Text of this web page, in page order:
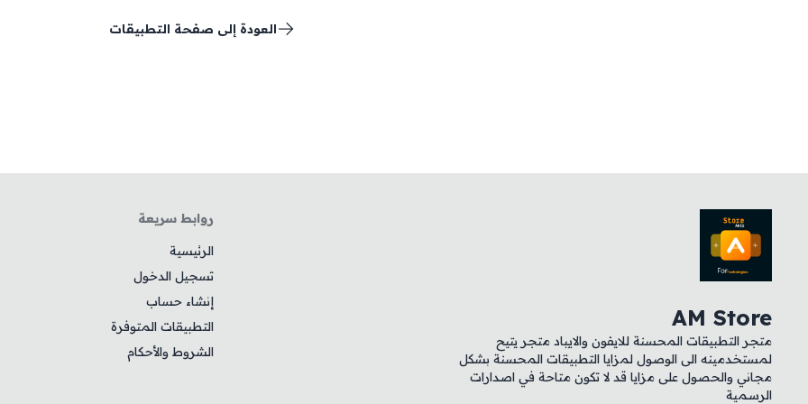
العودة إلى صفحة التطبيقات
AM Store
متجر التطبيقات المحسنة للايفون والايباد متجر يتيح
لمستخدمينه الى الوصول لمزايا التطبيقات المحسنة بشكل
مجاني والحصول على مزايا قد لا تكون متاحة في اصدارات
الرسمية
روابط سريعة
الرئيسية
تسجيل الدخول
إنشاء حساب
التطبيقات المتوفرة
الشروط والأحكام